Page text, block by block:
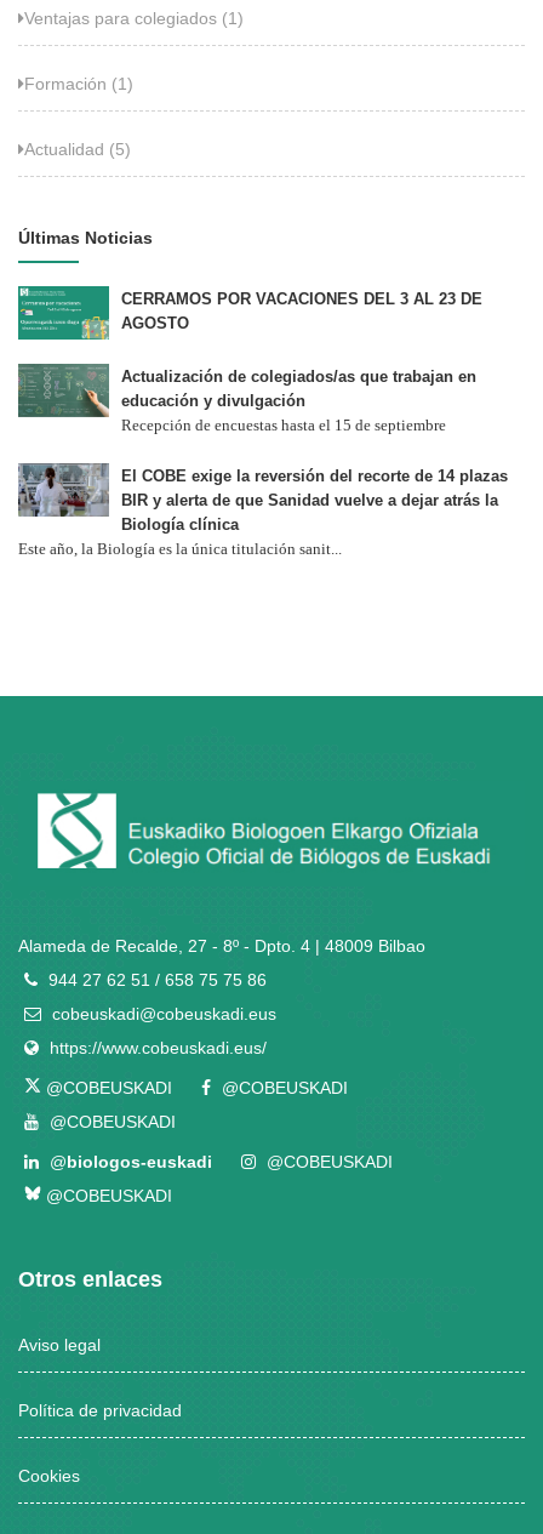
Ventajas para colegiados (1)
Formación (1)
Actualidad (5)
Últimas Noticias
CERRAMOS POR VACACIONES DEL 3 AL 23 DE
AGOSTO
Actualización de colegiados/as que trabajan en
educación y divulgación
Recepción de encuestas hasta el 15 de septiembre
El COBE exige la reversión del recorte de 14 plazas
BIR y alerta de que Sanidad vuelve a dejar atrás la
Biología clínica
Este año, la Biología es la única titulación sanit...
Alameda de Recalde, 27 - 8º - Dpto. 4 | 48009 Bilbao
944 27 62 51 / 658 75 75 86
cobeuskadi@cobeuskadi.eus
https://www.cobeuskadi.eus/
@COBEUSKADI
@COBEUSKADI
@COBEUSKADI
@biologos-euskadi
@COBEUSKADI
@COBEUSKADI
Otros enlaces
Aviso legal
Política de privacidad
Cookies